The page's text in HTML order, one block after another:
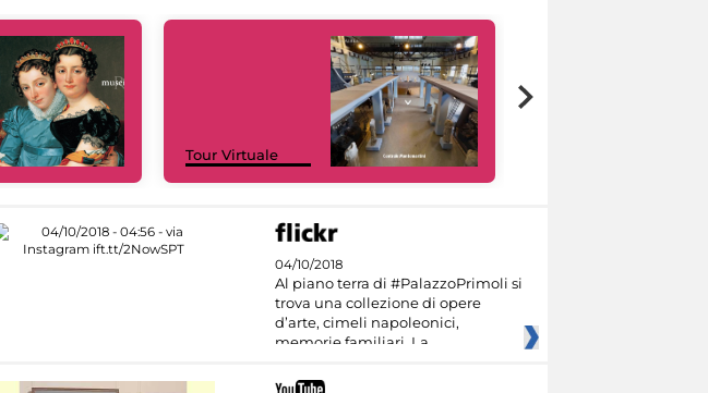
Tour Virtuale
04/10/2018
Al piano terra di #PalazzoPrimoli si
trova una collezione di opere
d’arte, cimeli napoleonici,
memorie familiari. La